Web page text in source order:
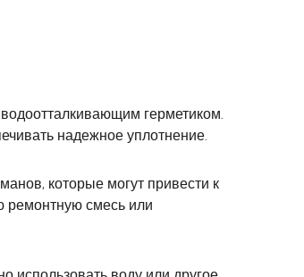
герметиком.
надежное уплотнение.
которые могут привести к
ремонтную смесь или